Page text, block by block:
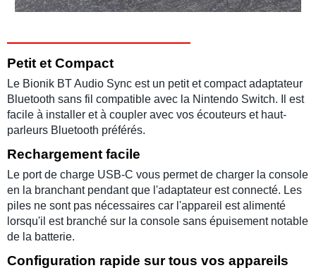
Petit et Compact
Le Bionik BT Audio Sync est un petit et compact adaptateur
Bluetooth sans fil compatible avec la Nintendo Switch. Il est
facile à installer et à coupler avec vos écouteurs et haut-
parleurs Bluetooth préférés.
Rechargement facile
Le port de charge USB-C vous permet de charger la console
en la branchant pendant que l'adaptateur est connecté. Les
piles ne sont pas nécessaires car l'appareil est alimenté
lorsqu'il est branché sur la console sans épuisement notable
de la batterie.
Configuration rapide sur tous vos appareils